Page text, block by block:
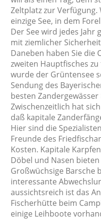
Zeltplatz zur
einzige See, in dem
Der See wird jedes Jahr
mit ziemlicher
Daneben haben Sie die
zweiten Hauptfisches
wurde der Grüntensee
Sendung des
besten
Zwischenzeitlich hat
daß kapitale
Hier sind die
Freunde des
Kosten. Kapitale
Döbel und Nasen
Großwüchsige Barsche
interessante
aussichtsreich ist das
Fischerhütte beim
einige Leihboote